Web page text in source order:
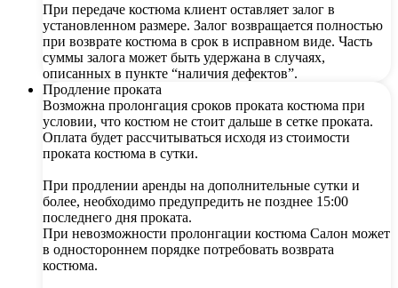
При передаче костюма клиент оставляет залог в
установленном размере. Залог возвращается полностью
при возврате костюма в срок в исправном виде. Часть
суммы залога может быть удержана в случаях,
описанных в пункте “наличия дефектов”.
Продление проката
Возможна пролонгация сроков проката костюма при
условии, что костюм не стоит дальше в сетке проката.
Оплата будет рассчитываться исходя из стоимости
проката костюма в сутки.
При продлении аренды на дополнительные сутки и
более, необходимо предупредить не позднее 15:00
последнего дня проката.
При невозможности пролонгации костюма Салон может
в одностороннем порядке потребовать возврата
костюма.